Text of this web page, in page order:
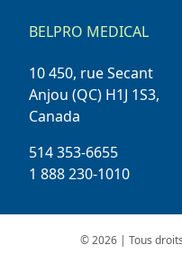
BELPRO MEDICAL
10 450, rue Secant
Anjou (QC) H1J 1S3,
Canada
514 353-6655
1 888 230-1010
© 2026 | Tous